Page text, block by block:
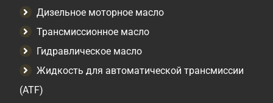
Дизельное моторное масло
Трансмиссионное масло
Гидравлическое масло
Жидкость для автоматической трансмиссии
(ATF)